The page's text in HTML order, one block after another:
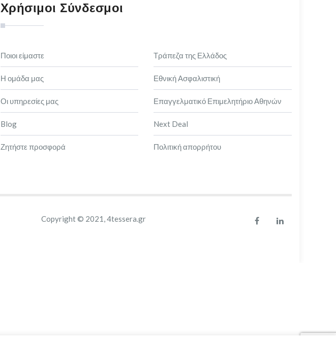
Χρήσιμοι Σύνδεσμοι
Ποιοι είμαστε
Η ομάδα μας
Οι υπηρεσίες μας
Blog
Ζητήστε προσφορά
Τράπεζα της Ελλάδος
Εθνική Ασφαλιστική
Επαγγελματικό Επιμελητήριο Αθηνών
Next Deal
Πολιτική απορρήτου
Copyright © 2021,4tessera.gr